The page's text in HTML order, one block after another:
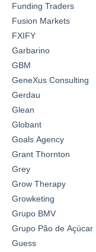
Funding Traders
Fusion Markets
FXIFY
Garbarino
GBM
GeneXus Consulting
Gerdau
Glean
Globant
Goals Agency
Grant Thornton
Grey
Grow Therapy
Growketing
Grupo BMV
Grupo Pão de Açúcar
Guess